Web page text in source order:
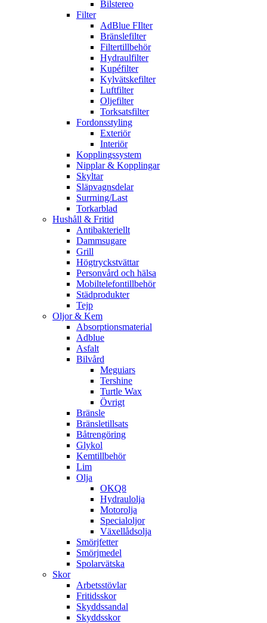
Bilstereo
Filter
AdBlue FIlter
Bränslefilter
Filtertillbehör
Hydraulfilter
Kupéfilter
Kylvätskefilter
Luftfilter
Oljefilter
Torksatsfilter
Fordonsstyling
Exteriör
Interiör
Kopplingssystem
Nipplar & Kopplingar
Skyltar
Släpvagnsdelar
Surrning/Last
Torkarblad
Hushåll & Fritid
Antibakteriellt​
Dammsugare
Grill
Högtryckstvättar
Personvård och hälsa
Mobiltelefontillbehör
Städprodukter
Tejp
Oljor & Kem
Absorptionsmaterial
Adblue
Asfalt
Bilvård
Meguiars
Tershine
Turtle Wax
Övrigt
Bränsle
Bränsletillsats
Båtrengöring
Glykol
Kemtillbehör
Lim
Olja
OKQ8
Hydraulolja
Motorolja
Specialoljor
Växellådsolja
Smörjfetter
Smörjmedel
Spolarvätska
Skor
Arbetsstövlar
Fritidsskor
Skyddssandal
Skyddsskor